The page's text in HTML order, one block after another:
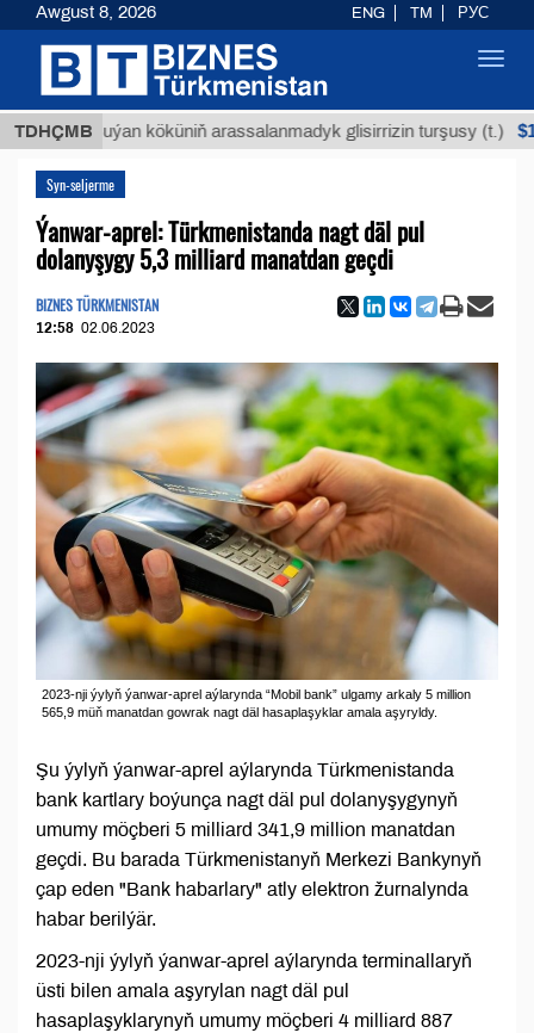
TDHÇMB
Buýan köküniň arassalanmadyk glisirrizin turşusy (t.)
Syn-seljerme
Ýanwar-aprel: Türkmenistanda nagt däl pul
dolanyşygy 5,3 milliard manatdan geçdi
BIZNES TÜRKMENISTAN
12:58 02.06.2023
2023-nji ýylyň ýanwar-aprel aýlarynda “Mobil bank” ulgamy arkaly 5 million
565,9 müň manatdan gowrak nagt däl hasaplaşyklar amala aşyryldy.
Şu ýylyň ýanwar-aprel aýlarynda Türkmenistanda
bank kartlary boýunça nagt däl pul dolanyşygynyň
umumy möçberi 5 milliard 341,9 million manatdan
geçdi. Bu barada Türkmenistanyň Merkezi Bankynyň
çap eden "Bank habarlary" atly elektron žurnalynda
habar berilýär.
2023-nji ýylyň ýanwar-aprel aýlarynda terminallaryň
üsti bilen amala aşyrylan nagt däl pul
hasaplaşyklarynyň umumy möçberi 4 milliard 887
Awgust 8, 2026 ENG TM РУС